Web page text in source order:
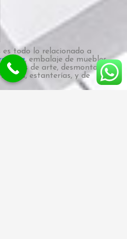
es todo lo relacionado a
, embalaje de muebles,
obras de arte, desmontaje y
estanterías, y de